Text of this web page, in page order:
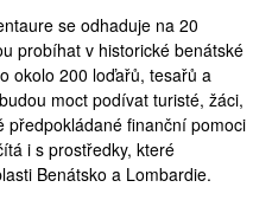
se odhaduje na 20
probíhat v historické benátské
okolo 200 loďařů, tesařů a
moct podívat turisté, žáci,
finanční pomoci
i s prostředky, které
Benátsko a Lombardie.